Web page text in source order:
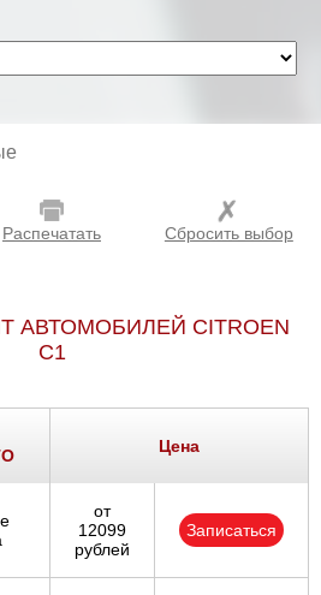
Распечатать Сбросить выбор
АВТОМОБИЛЕЙ CITROEN
C1
Цена
от
12099
рублей
Записаться